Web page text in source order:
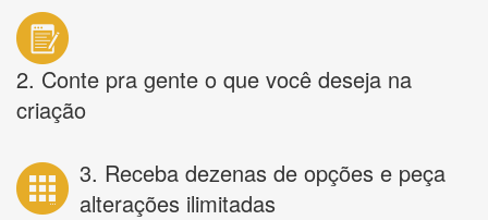
2. Conte pra gente o que você deseja na
criação
3. Receba dezenas de opções e peça
alterações ilimitadas